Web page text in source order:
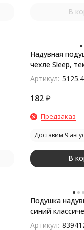
В
Надувная
чехле Sleep,
Артикул:
182₽
Предзаказ
Доставим 9
В
Подушка
синий
Артикул: